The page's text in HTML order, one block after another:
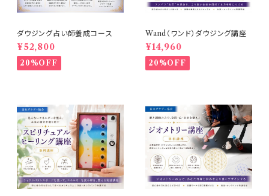
ダウジング占い師養成コース
¥52,800
20%OFF
Wand（ワンド）ダウジング講座
¥14,960
20%OFF